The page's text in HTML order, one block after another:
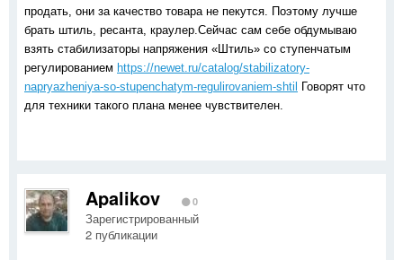
продать, они за качество товара не пекутся. Поэтому лучше
брать штиль, ресанта, краулер.Сейчас сам себе обдумываю
взять стабилизаторы напряжения «Штиль» со ступенчатым
регулированием https://newet.ru/catalog/stabilizatory-
napryazheniya-so-stupenchatym-regulirovaniem-shtil
Говорят что
для техники такого плана менее чувствителен.
Apalikov 0
Зарегистрированный
2 публикации